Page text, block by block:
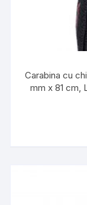
Carabina cu
mm x 81 cm,